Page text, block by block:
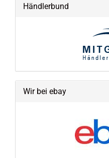
Händlerbund
Wir bei ebay